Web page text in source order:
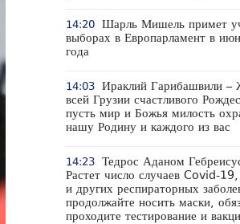
14:20 Шарль Мишель примет
выборах в Европарламент в
года
14:03 Ираклий Гарибашвили –
всей Грузии счастливого
пусть мир и Божья милость
нашу Родину и каждого из вас
14:23 Тедрос Аданом
Растет число случаев Covid-
и других респираторных
продолжайте носить маски,
проходите тестирование и